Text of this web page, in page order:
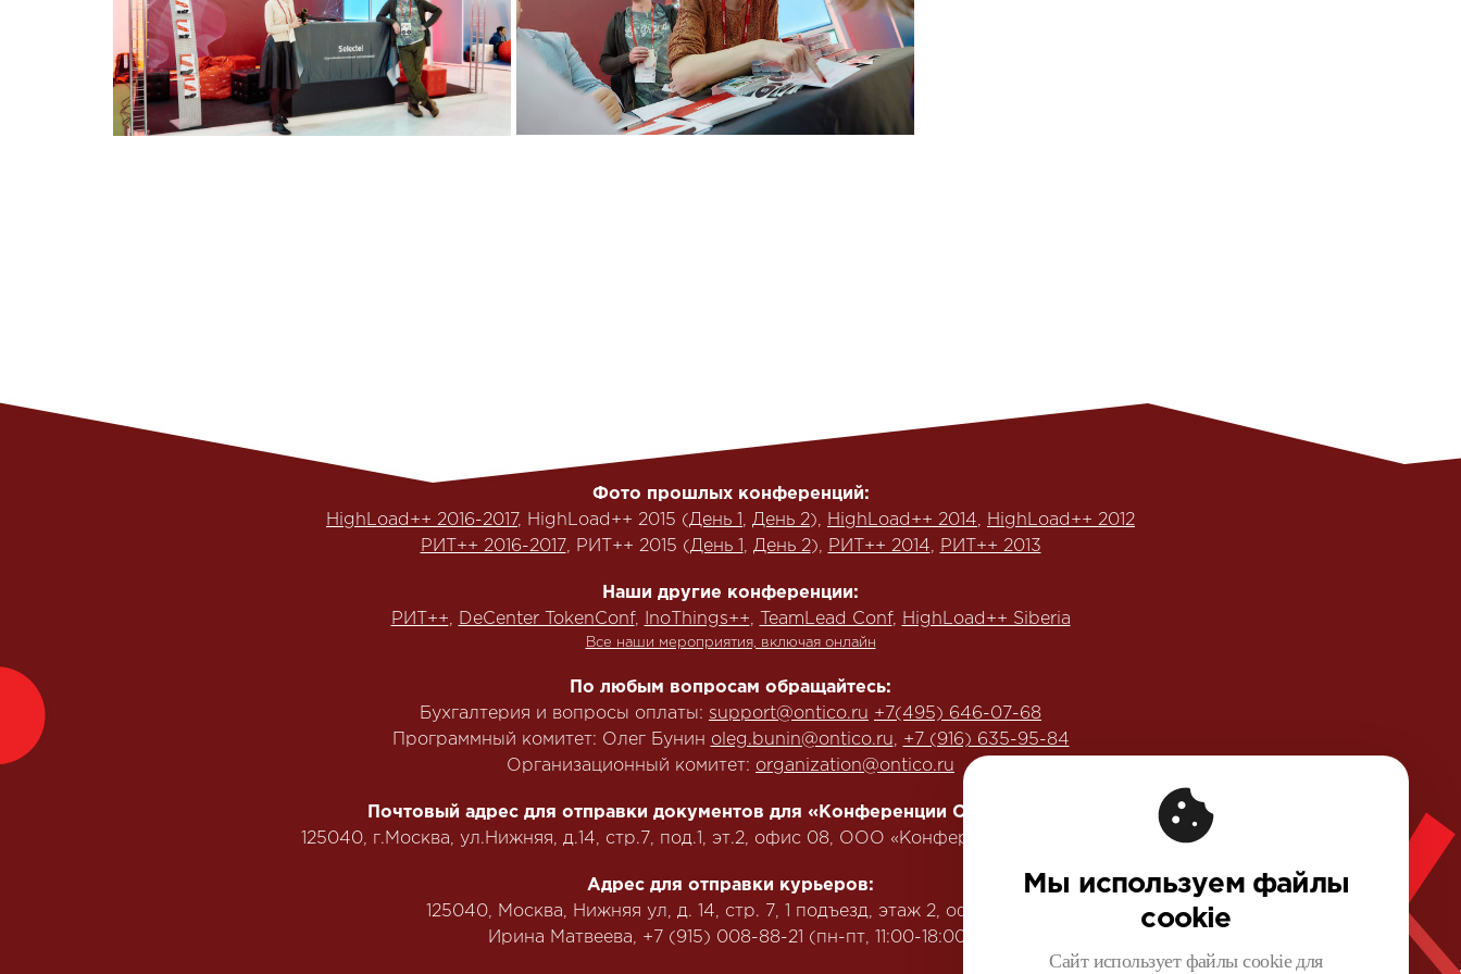
Фото прошлых конференций:
HighLoad++ 2016-2017, HighLoad++ 2015 (День 1 День 2), HighLoad++ 2014
HighLoad++ 2012
РИТ++ 2016-2017, РИТ++ 2015 (День 1 День 2), РИТ++ 2014 РИТ++ 2013
Наши другие конференции:
РИТ++
DeCenter TokenConf, InoThings++ TeamLead Conf, HighLoad++ Siberia
Все наши мероприятия, включая онлайн
По любым вопросам обращайтесь:
Бухгалтерия и вопросы оплаты: support@ontico.ru +7(495) 646-07-68
Программный комитет: Олег Бунин oleg.bunin@ontico.ru
+7 (916) 635-95-84
Организационный комитет: organization@ontico.ru
Почтовый адрес для отправки документов для «Конференции Олега Бунина»:
125040, г.Москва, ул.Нижняя, д.14, стр.7, под.1, эт.2, офис 08, ООО «Конференции Олега Бунина»
Адрес для отправки курьеров:
125040, Москва, Нижняя ул, д. 14, стр. 7, 1 подъезд, этаж 2, офис №16.
‭Ирина Матвеева, +7 (915) 008-88-21‬ (пн-пт, 11:00-18:00)
Мы используем файлы
cookie
Сайт использует файлы cookie для